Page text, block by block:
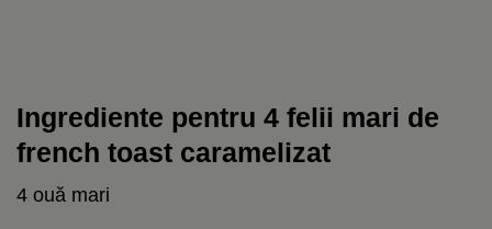
Ingrediente pentru 4 felii mari de
french toast caramelizat
4 ouă mari